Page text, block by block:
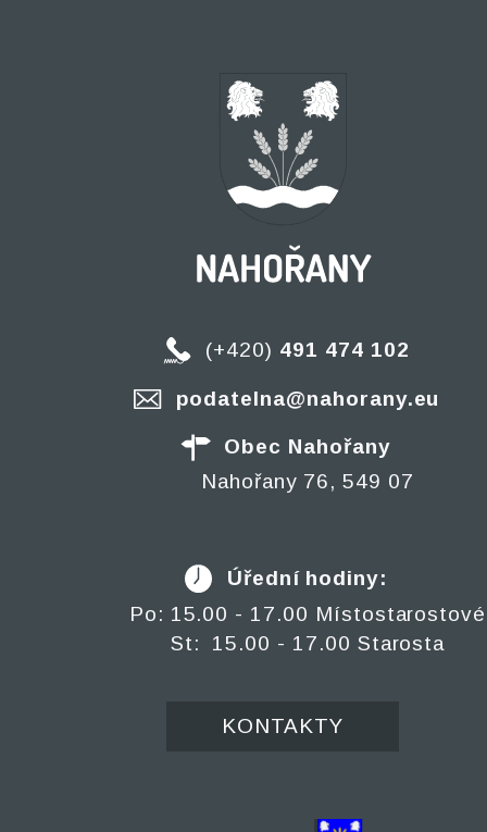
(+420) 491 474 102
podatelna@nahorany.eu
Obec Nahořany
Nahořany 76, 549 07
Úřední hodiny:
Po: 15.00 - 17.00 Místostarostové
St: 15.00 - 17.00 Starosta
KONTAKTY